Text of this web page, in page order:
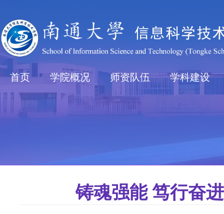
首页 学院概况 师资队伍 学科建设
铸魂强能 笃行奋